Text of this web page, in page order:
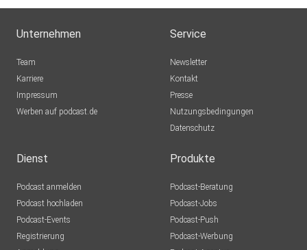
Unternehmen
Team
Karriere
Impressum
Werben auf podcast.de
Service
Newsletter
Kontakt
Presse
Nutzungsbedingungen
Datenschutz
Dienst
Podcast anmelden
Podcast hochladen
Podcast-Events
Registrierung
Produkte
Podcast-Beratung
Podcast-Jobs
Podcast-Push
Podcast-Werbung